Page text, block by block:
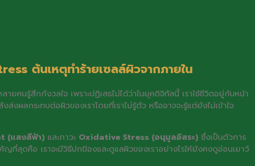
ต้นเหตุทำร้ายเซลล์ผิวจากภายใน
ยคนรู้สึกกังวลใจ เพราะปฏิเสธไม่ได้ว่าในยุคดิจิทัลนี้ เราใช้ชีวิตอยู่กับหน้า
ลกระทบต่อผิวของเราโดยที่เราไม่รู้ตัว หรืออาจจะรู้แต่ยังไม่เข้าใจ
(แสงสีฟ้า) และภาวะ Oxidative Stress (อนุมูลอิสระ) ซึ่งเป็นตัวการ
ที่สุดคือ เราจะมีวิธีปกป้องและดูแลผิวของเราอย่างไรให้ยังคงดูอ่อนเยาว์